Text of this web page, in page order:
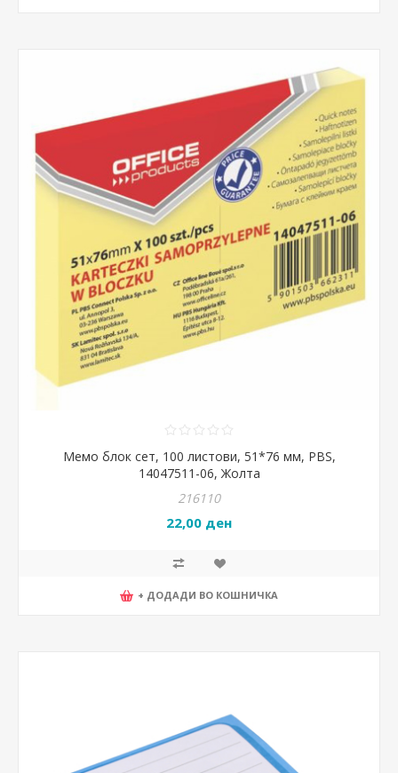
Мемо блок сет, 100 листови, 51*76 мм, PBS,
14047511-06, Жолта
216110
22,00 ден
+ ДОДАДИ ВО КОШНИЧКА